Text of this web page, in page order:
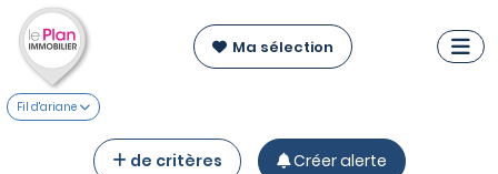
Ma sélection
Fil d'ariane
de critères Créer alerte